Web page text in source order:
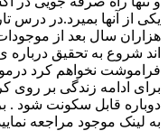
یکی از آنها بمیرد.در درس
هزاران سال بعد از
اند شروع به تحقیق
فراموشت نخواهم کرد
برای ادامه زندگی بر روی
دوباره قابل سکونت شود .
به لینک موجود مراجعه